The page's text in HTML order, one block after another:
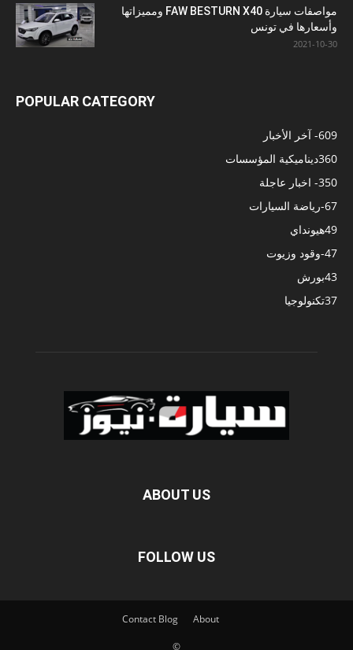
مواصفات سيارة FAW BESTURN X40 ومميزاتها
وأسعارها في تونس
2021-10-30
POPULAR CATEGORY
- آخر الأخبار609
ديناميكية المؤسسات360
- اخبار عاجلة350
-رياضة السيارات67
هيونداي49
-وقود وزيوت47
بورش43
تكنولوجيا37
ABOUT US
FOLLOW US
About
Blog
Contact
©